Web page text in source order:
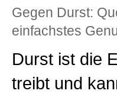
Gegen Durst:
einfachstes
Durst ist die
treibt und